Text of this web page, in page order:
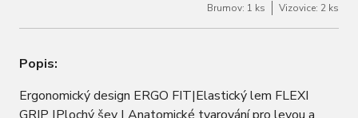
Brumov: 1 ks Vizovice: 2 ks
Popis:
Ergonomický design ERGO FIT|Elastický lem FLEXI